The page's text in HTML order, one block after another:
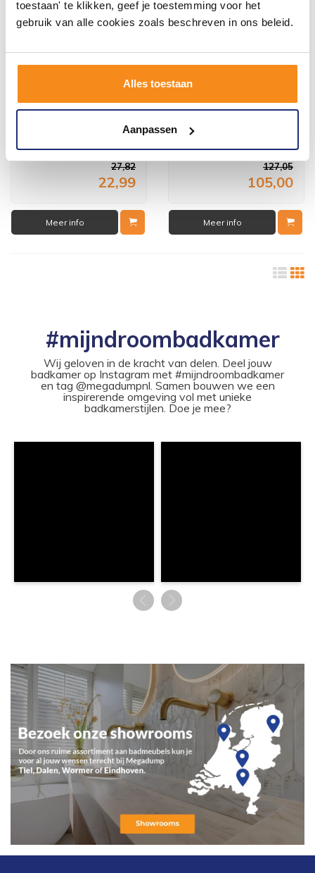
toestaan' te klikken, geef je toestemming voor het
gebruik van alle cookies zoals beschreven in ons beleid.
Alles toestaan
Aanpassen
met RVS
27,82
22,99
Meer info
Cobber (15 Verschillende
127,05
105,00
Meer info
#mijndroombadkamer
Wij geloven in de kracht van delen. Deel jouw
badkamer op Instagram met #mijndroombadkamer
en tag @megadumpnl. Samen bouwen we een
inspirerende omgeving vol met unieke
badkamerstijlen. Doe je mee?